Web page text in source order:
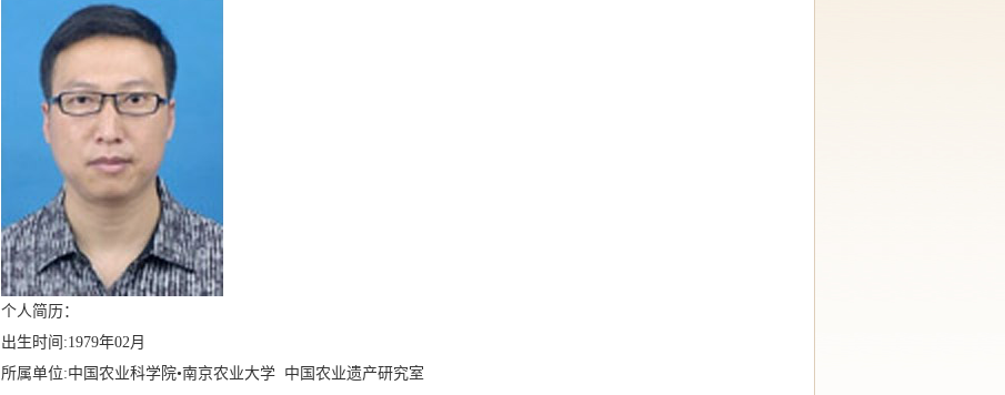
个人简历：
出生时间:1979年02月
所属单位:中国农业科学院•南京农业大学 中国农业遗产研究室